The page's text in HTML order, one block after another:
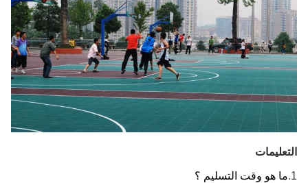
التعليمات
1. ما هو وقت التسليم ؟